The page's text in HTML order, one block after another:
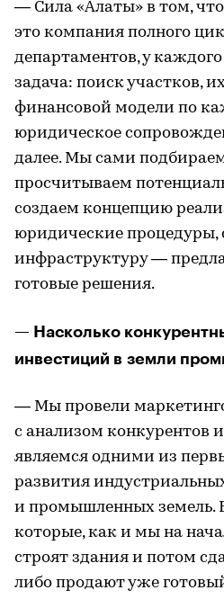
— Сила «Алаты» в том, что
это компания полного
департаментов, у
задача: поиск участков,
финансовой модели по
юридическое
далее. Мы сами
просчитываем
создаем концепцию
юридические процедуры,
инфраструктуру —
готовые решения.
— Насколько
инвестиций в земли
— Мы провели
с анализом конкурентов
являемся одними из
развития
и промышленных земель.
которые, как и мы на
строят здания и потом
либо продают уже